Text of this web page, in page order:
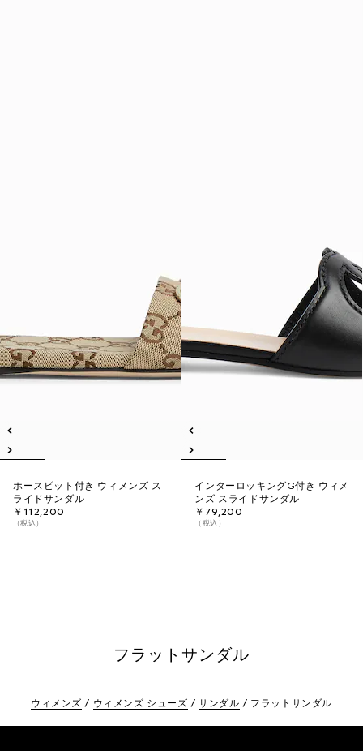
ホースビット付き ウィメンズ ス
ライドサンダル
￥112,200
（税込）
インターロッキングG付き ウィメ
ンズ スライドサンダル
￥79,200
（税込）
フラットサンダル
ウィメンズ ウィメンズ シューズ サンダル フラットサンダル